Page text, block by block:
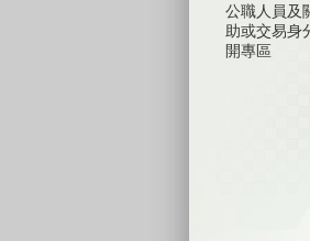
公職人員及
助或交易身
開專區